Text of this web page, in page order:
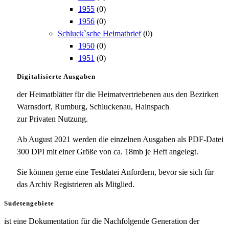
1955 (0)
1956 (0)
Schluck`sche Heimatbrief (0)
1950 (0)
1951 (0)
Digitalisierte Ausgaben
der Heimatblätter für die Heimatvertriebenen aus den Bezirken
Warnsdorf, Rumburg, Schluckenau, Hainspach
zur Privaten Nutzung.
Ab August 2021 werden die einzelnen Ausgaben als PDF-Datei
300 DPI mit einer Größe von ca. 18mb je Heft angelegt.
Sie können gerne eine Testdatei Anfordern, bevor sie sich für
das Archiv Registrieren als Mitglied.
Sudetengebiete
ist eine Dokumentation für die Nachfolgende Generation der